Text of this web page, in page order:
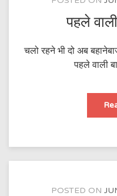
पहले
चलो रहने भी दो अब
पहले वाली
POSTED ON